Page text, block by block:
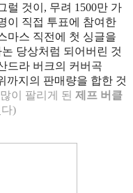
럴 것이, 무려 1500만 가
이 직접 투표에 참여한
마스 직전에 첫 싱글을
당상처럼 되어버린 것
드라 버크의 커버곡
까지의 판매량을 합한 것
이 팔리게 된 제프 버클
)